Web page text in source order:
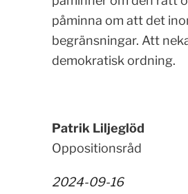
påminna om att det
begränsningar. Att
demokratisk ordning.
Patrik Liljeglöd
Oppositionsråd
2024-09-16